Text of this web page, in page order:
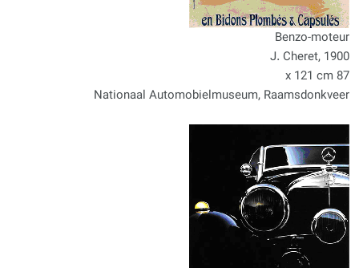
Benzo-moteur
J. Cheret, 1900
87 x 121 cm
Nationaal Automobielmuseum, Raamsdonkveer